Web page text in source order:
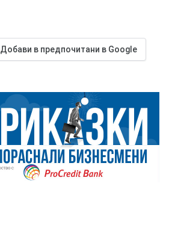
Добави в предпочитани в Google